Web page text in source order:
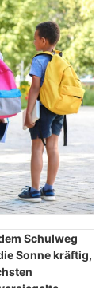
Schulweg
Sonne kräftig,